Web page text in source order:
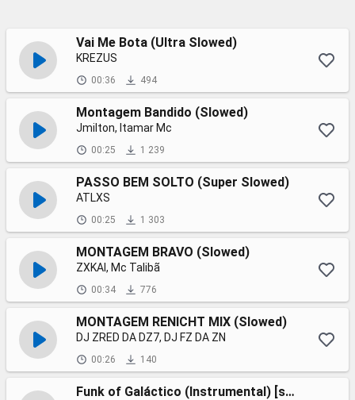
Vai Me Bota (Ultra Slowed)
KREZUS
00:36 494
Montagem Bandido (Slowed)
Jmilton, Itamar Mc
00:25 1 239
PASSO BEM SOLTO (Super Slowed)
ATLXS
00:25 1 303
MONTAGEM BRAVO (Slowed)
ZXKAI, Mc Talibã
00:34 776
MONTAGEM RENICHT MIX (Slowed)
DJ ZRED DA DZ7, DJ FZ DA ZN
00:26 140
Funk of Galáctico (Instrumental) [super slowed]